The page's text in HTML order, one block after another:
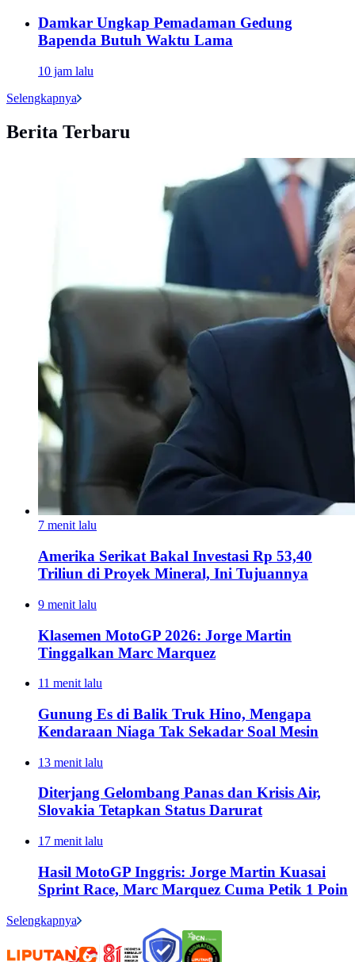
Damkar Ungkap Pemadaman Gedung
Bapenda Butuh Waktu Lama
10 jam lalu
Selengkapnya
Berita Terbaru
7 menit lalu
Amerika Serikat Bakal Investasi Rp 53,40
Triliun di Proyek Mineral, Ini Tujuannya
9 menit lalu
Klasemen MotoGP 2026: Jorge Martin
Tinggalkan Marc Marquez
11 menit lalu
Gunung Es di Balik Truk Hino, Mengapa
Kendaraan Niaga Tak Sekadar Soal Mesin
13 menit lalu
Diterjang Gelombang Panas dan Krisis Air,
Slovakia Tetapkan Status Darurat
17 menit lalu
Hasil MotoGP Inggris: Jorge Martin Kuasai
Sprint Race, Marc Marquez Cuma Petik 1 Poin
Selengkapnya